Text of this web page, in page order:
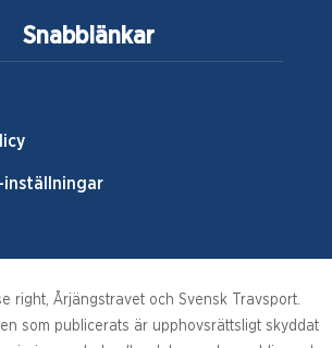
Snabblänkar
inställningar
right, Årjängstravet och Svensk Travsport.
som publicerats är upphovsrättsligt skyddat